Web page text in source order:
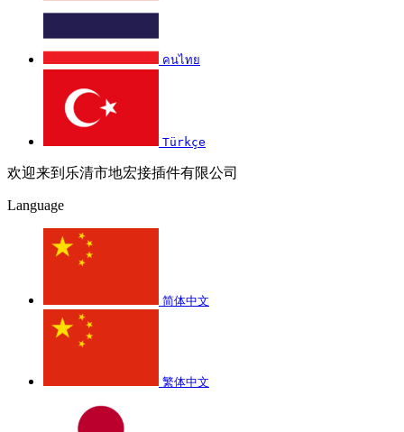
คนไทย
Türkçe
欢迎来到乐清市地宏接插件有限公司
Language
简体中文
繁体中文